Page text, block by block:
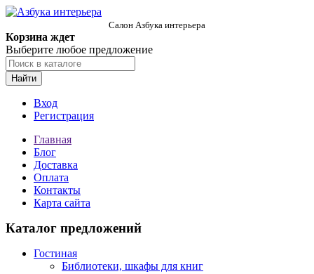
Салон Азбука интерьера
Корзина ждет
Выберите любое предложение
Найти
Вход
Регистрация
Главная
Блог
Доставка
Оплата
Контакты
Карта сайта
Каталог предложений
Гостиная
Библиотеки, шкафы для книг